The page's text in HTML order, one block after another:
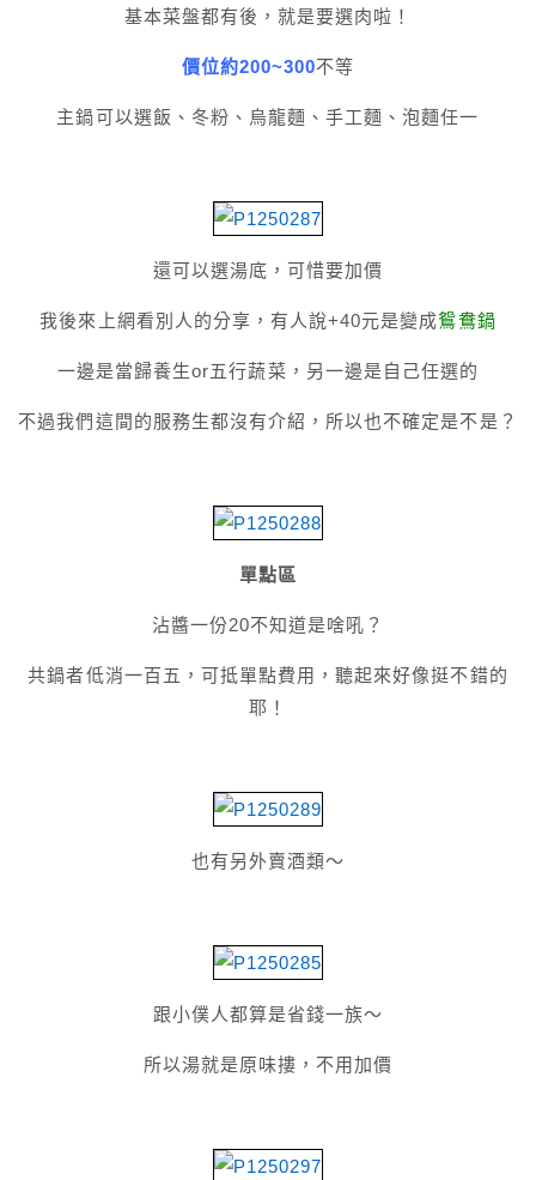
基本菜盤都有後，就是要選肉啦！
價位約200~300不等
主鍋可以選飯、冬粉、烏龍麵、手工麵、泡麵任一
還可以選湯底，可惜要加價
我後來上網看別人的分享，有人說+40元是變成鴛鴦鍋
一邊是當歸養生or五行蔬菜，另一邊是自己任選的
不過我們這間的服務生都沒有介紹，所以也不確定是不是？
單點區
沾醬一份20不知道是啥吼？
共鍋者低消一百五，可抵單點費用，聽起來好像挺不錯的
耶！
也有另外賣酒類～
跟小僕人都算是省錢一族～
所以湯就是原味摟，不用加價